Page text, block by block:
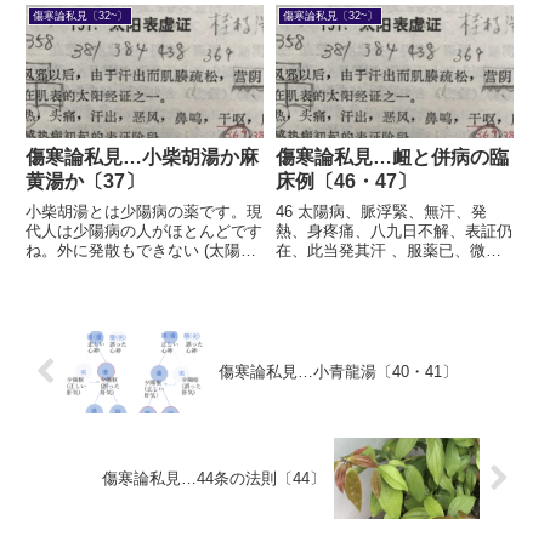
た、コロナの後遺症なんかもそう
です。中医学で言えば「重い」と
いえば湿です。それは当然基本な
のですが、より高次の原因に風邪
...
ラインまず、小青龍湯という名称
です。明らかに、大青龍湯と陰陽
関係にあります。病理の上で、大
青龍湯を意識しながら考えていき
ます...
傷寒論私見〔32~〕
傷寒論私見…小柴胡湯か麻
黄湯か〔37〕
小柴胡湯とは少陽病の薬です。現
代人は少陽病の人がほとんどです
ね。外に発散もできない (太陽病)
ば、少陽病には2つの特徴があり
傷寒論私見〔32~〕
傷寒論私見…衄と併病の臨
床例〔46・47〕
46 太陽病、脈浮緊、無汗、発
熱、身疼痛、八九日不解、表証仍
在、此当発其汗 、服薬已、微
す...
傷寒論私見…小青龍湯〔40・41〕
傷寒論私見…44条の法則〔44〕